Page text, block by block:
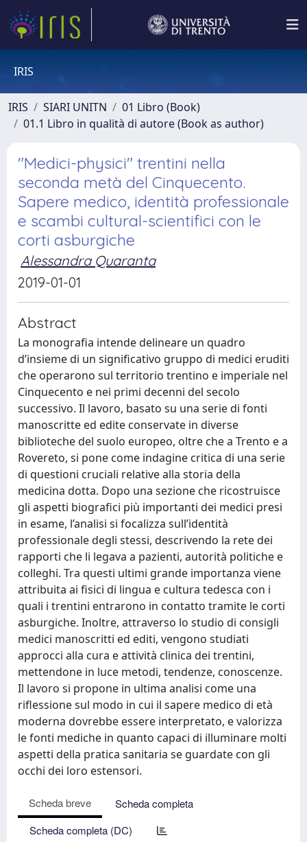
IRIS
IRIS SIARI UNITN
01 Libro (Book)
01.1 Libro in qualità di autore (Book as author)
"Medici-physici" trentini nella
seconda metà del Cinquecento.
Sapere medico, identità professionale
e scambi cultural-scientifici con le
corti asburgiche
Alessandra Quaranta
2019-01-01
Abstract
La monografia intende delineare un quadro
d’insieme di un significativo gruppo di medici eruditi
che operarono sul territorio trentino e imperiale nel
Cinquecento e nei primi decenni del secolo
successivo. Il lavoro, basato su una serie di fonti
manoscritte ed edite conservate in diverse
biblioteche del suolo europeo, oltre che a Trento e a
Rovereto, si pone come indagine critica di una serie
di questioni cruciali relative alla storia della
medicina dotta. Dopo una sezione che ricostruisce
gli aspetti biografici più importanti dei medici presi
in esame, l’analisi si focalizza sull’identità
professionale degli stessi, descrivendo la rete dei
rapporti che li legava a pazienti, autorità politiche e
colleghi. Tra questi ultimi grande importanza viene
attribuita ai fisici di lingua e cultura tedesca con i
quali i trentini entrarono in contatto tramite le corti
asburgiche. Inoltre, attraverso lo studio di consigli
medici manoscritti ed editi, vengono studiati
approcci alla cura e attività clinica dei trentini,
mettendone in luce metodi, tendenze, conoscenze.
Il lavoro si propone in ultima analisi come una
riflessione sul modo in cui il sapere medico di età
moderna dovrebbe essere interpretato, e valorizza
le fonti mediche in quanto capaci di illuminare molti
aspetti della pratica sanitaria se guardate con gli
occhi dei loro estensori.
Scheda breve
Scheda completa
Scheda completa (DC)